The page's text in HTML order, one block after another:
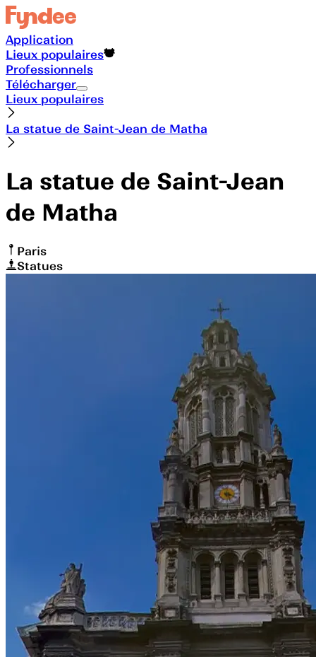
Application
Lieux populaires
Professionnels
Télécharger
Lieux populaires
La statue de Saint-Jean de Matha
La statue de Saint-Jean
de Matha
Paris
Statues